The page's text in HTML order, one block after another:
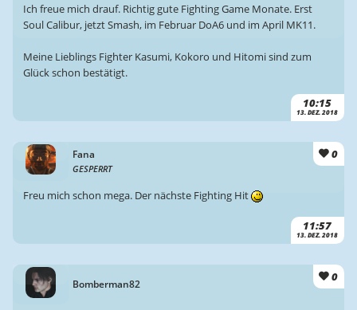
10:15
13. DEZ. 2018
Ich freue mich drauf. Richtig gute Fighting Game Monate. Erst
Soul Calibur, jetzt Smash, im Februar DoA6 und im April MK11.
Meine Lieblings Fighter Kasumi, Kokoro und Hitomi sind zum
Glück schon bestätigt.
Fana
GESPERRT
0
11:57
13. DEZ. 2018
Freu mich schon mega. Der nächste Fighting Hit
Bomberman82
0